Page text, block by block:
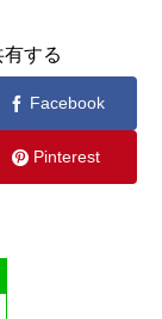
する
Facebook
Pinterest